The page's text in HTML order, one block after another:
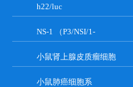
h22/luc
NS-1 （P3/NSI/1-
小鼠肾上腺皮质瘤细胞
小鼠肺癌细胞系